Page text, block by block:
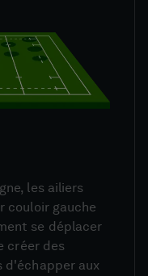
les ailiers
couloir gauche
se déplacer
créer des
d'échapper aux